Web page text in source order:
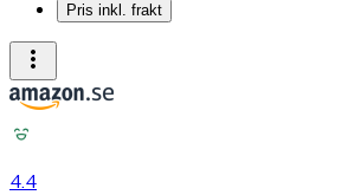
Pris inkl. frakt
4.4